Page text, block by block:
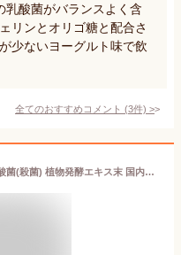
乳酸菌がバランスよく含
リンとオリゴ糖と配合さ
少ないヨーグルト味で飲
全てのおすすめコメント (3件) >
ファイン 1兆個の乳酸菌 Prime 乳酸菌(殺菌) 植物発酵エキス末 国内生産 30日分 (1日1粒 /30粒入)